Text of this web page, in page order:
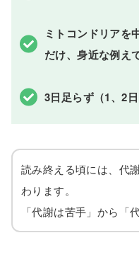
ミトコンドリアを
だけ、身近な例え
3日足らず（1、2
読み終える頃には、代
わります。
「代謝は苦手」から「